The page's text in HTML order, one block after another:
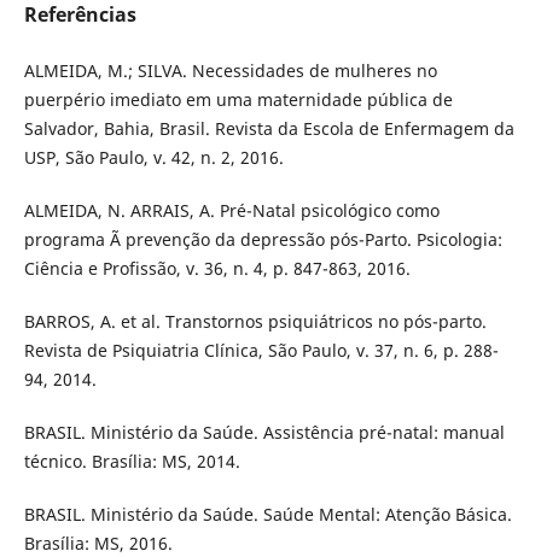
Referências
ALMEIDA, M.; SILVA. Necessidades de mulheres no
puerpério imediato em uma maternidade pública de
Salvador, Bahia, Brasil. Revista da Escola de Enfermagem da
USP, São Paulo, v. 42, n. 2, 2016.
ALMEIDA, N. ARRAIS, A. Pré-Natal psicológico como
programa Ã prevenção da depressão pós-Parto. Psicologia:
Ciência e Profissão, v. 36, n. 4, p. 847-863, 2016.
BARROS, A. et al. Transtornos psiquiátricos no pós-parto.
Revista de Psiquiatria Clínica, São Paulo, v. 37, n. 6, p. 288-
94, 2014.
BRASIL. Ministério da Saúde. Assistência pré-natal: manual
técnico. Brasília: MS, 2014.
BRASIL. Ministério da Saúde. Saúde Mental: Atenção Básica.
Brasília: MS, 2016.